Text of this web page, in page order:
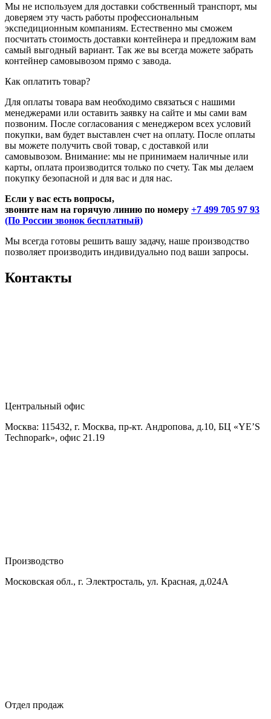
Мы не используем для доставки собственный транспорт, мы
доверяем эту часть работы профессиональным
экспедиционным компаниям. Естественно мы сможем
посчитать стоимость доставки контейнера и предложим вам
самый выгодный вариант. Так же вы всегда можете забрать
контейнер самовывозом прямо с завода.
Как оплатить товар?
Для оплаты товара вам необходимо связаться с нашими
менеджерами или оставить заявку на сайте и мы сами вам
позвоним. После согласования с менеджером всех условий
покупки, вам будет выставлен счет на оплату. После оплаты
вы можете получить свой товар, с доставкой или
самовывозом. Внимание: мы не принимаем наличные или
карты, оплата производится только по счету. Так мы делаем
покупку безопасной и для вас и для нас.
Если у вас есть вопросы,
звоните нам на горячую линию по номеру +7 499 705 97 93
(По России звонок бесплатный)
Мы всегда готовы решить вашу задачу, наше производство
позволяет производить индивидуально под ваши запросы.
Контакты
Центральный офис
Москва: 115432, г. Москва, пр-кт. Андропова, д.10, БЦ «YE’S
Technopark», офис 21.19
Производство
Московская обл., г. Электросталь, ул. Красная, д.024А
Отдел продаж